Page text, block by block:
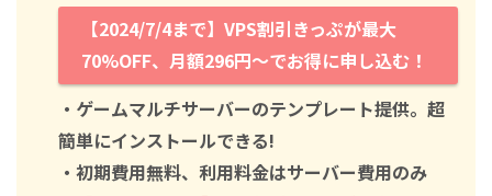
【2024/7/4まで】VPS割引きっぷが最大
70%OFF、月額296円～でお得に申し込む！
・ゲームマルチサーバーのテンプレート提供。超
簡単にインストールできる!
・初期費用無料、利用料金はサーバー費用のみ